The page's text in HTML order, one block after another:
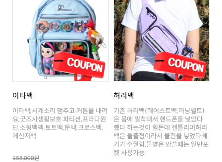
이타백
메신저백
158,000원
허리백
켓 사용가능